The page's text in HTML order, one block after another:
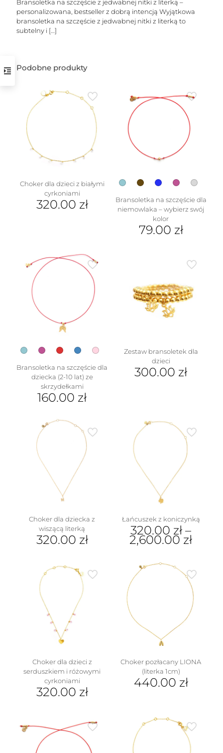
Bransoletka na szczęście z jedwabnej nitki z literką –
personalizowana, bestseller z dobrą intencją Wyjątkowa
bransoletka na szczęście z jedwabnej nitki z literką to
subtelny i […]
Podobne produkty
Choker dla dzieci z białymi
cyrkoniami
320.00 zł
Bransoletka na szczęście dla
niemowlaka – wybierz swój
kolor
79.00 zł
Opcje
można
wybrać
na
Bransoletka na szczęście dla
dziecka (2-10 lat) ze
skrzydełkami
160.00 zł
produkt
wariantów.
można
wybrać
na
stronie
Zestaw bransoletek dla
dzieci
300.00 zł
Choker dla dziecka z
wiszącą literką
320.00 zł
ma
wariantów.
Opcje
można
wybrać
na
stronie
produktu
Łańcuszek z koniczynką
320.00 zł –
2,600.00 zł
produkt
wariantów.
stronie
produktu
Choker dla dzieci z
serduszkiem i różowymi
cyrkoniami
320.00 zł
Choker pozłacany LIONA
(literka 1cm)
440.00 zł
wiele
wariantów.